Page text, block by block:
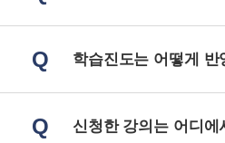
Q 학습진도는 어떻게 반
Q 신청한 강의는 어디